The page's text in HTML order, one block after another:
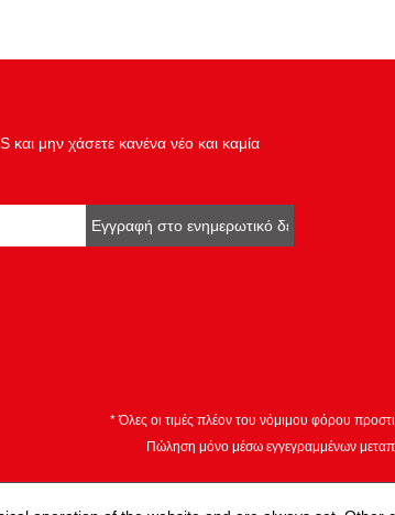
μην χάσετε κανένα νέο και καμία
Εγγραφή στο ενημερωτικό δελτίο
* Όλες οι τιμές πλέον του νόμιμου φόρου
Πώληση μόνο μέσω εγγεγραμμένων